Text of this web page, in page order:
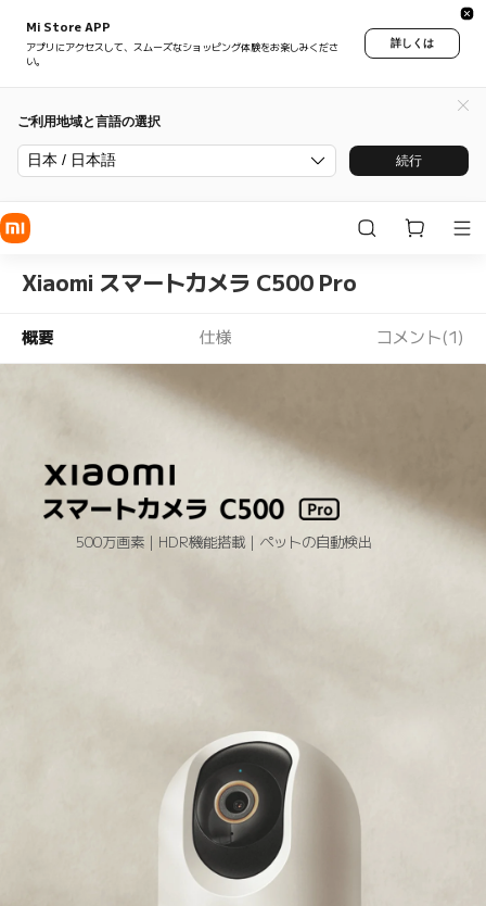
Mi Store APP
アプリにアクセスして、スムーズなショッピング体験をお楽しみくださ
い。
詳しくは
ご利用地域と言語の選択
日本 / 日本語 続行
Xiaomi スマートカメラ C500 Pro
概要 仕様 コメント(1)
500万画素｜HDR機能搭載｜ペットの自動検出